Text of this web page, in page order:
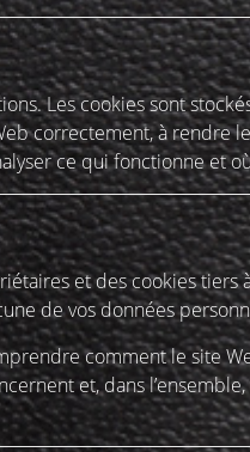
Les cookies sont
correctement, à rendre
ce qui fonctionne et
et des cookies tiers
de vos données
comment le site
et, dans